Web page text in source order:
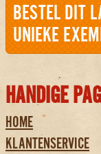
BESTEL DIT
UNIEKE
HANDIGE
HOME
KLANTENSERVICE